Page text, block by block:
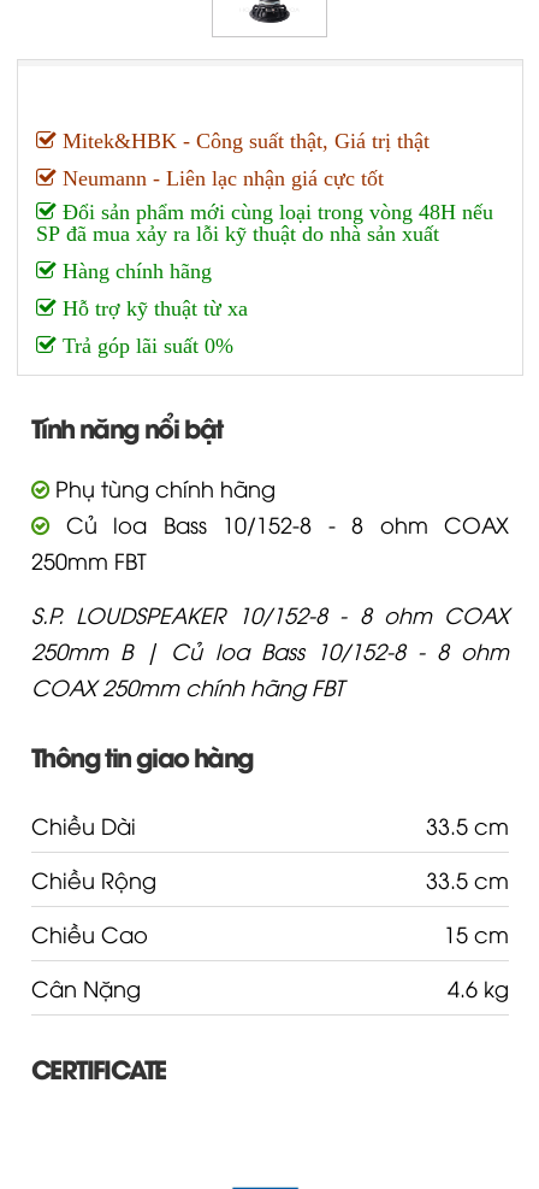
Mitek&HBK - Công suất thật, Giá trị thật
Neumann - Liên lạc nhận giá cực tốt
Đổi sản phẩm mới cùng loại trong vòng 48H nếu
SP đã mua xảy ra lỗi kỹ thuật do nhà sản xuất
Hàng chính hãng
Hỗ trợ kỹ thuật từ xa
Trả góp lãi suất 0%
Tính năng nổi bật
Phụ tùng chính hãng
Củ loa Bass 10/152-8 - 8 ohm COAX
250mm FBT
S.P. LOUDSPEAKER 10/152-8 - 8 ohm COAX
250mm B | Củ loa Bass 10/152-8 - 8 ohm
COAX 250mm chính hãng FBT
Thông tin giao hàng
Chiều Dài
33.5 cm
Chiều Rộng
33.5 cm
Chiều Cao
15 cm
Cân Nặng
4.6 kg
CERTIFICATE